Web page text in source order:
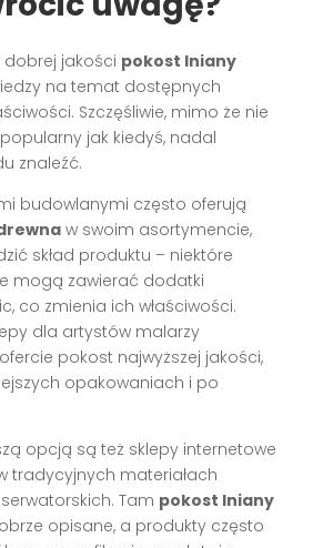
dobrej jakości pokost lniany
na temat dostępnych
Szczęśliwie, mimo że nie
jak kiedyś, nadal
znaleźć.
budowlanymi często oferują
w swoim asortymencie,
skład produktu – niektóre
mogą zawierać dodatki
co zmienia ich właściwości.
dla artystów malarzy
pokost najwyższej jakości,
opakowaniach i po
opcją są też sklepy internetowe
tradycyjnych materiałach
Tam pokost lniany
opisane, a produkty często